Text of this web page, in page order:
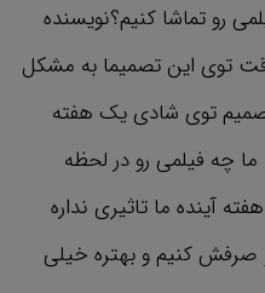
رو تماشا کنیم؟نویسنده
توی این تصمیما به مشکل
توی شادی یک هفته
ما چه فیلمی رو در لحظه
آینده ما تاثیری نداره
کنیم و بهتره خیلی